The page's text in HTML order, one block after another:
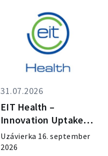
31.07.2026
EIT Health –
Innovation Uptake
Call 2026
Uzávierka 16. september
2026